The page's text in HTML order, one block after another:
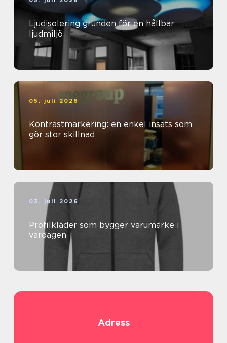
Ljudisolering grunden för en hållbar
ljudmiljö
05. juli 2026
Kontrastmarkering: en enkel insats som
gör stor skillnad
03. juli 2026
Profilkläder som bygger varumärke i
vardagen
Adress